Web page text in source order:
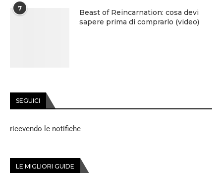
7
Beast of Reincarnation: cosa devi
sapere prima di comprarlo (video)
SEGUICI
ricevendo le notifiche
LE MIGLIORI GUIDE